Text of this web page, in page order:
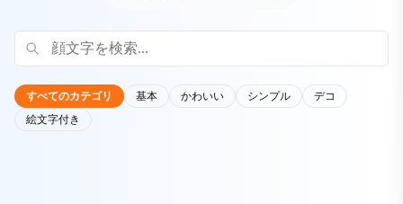
すべてのカテゴリ 基本 かわいい シンプル
デコ
絵文字付き